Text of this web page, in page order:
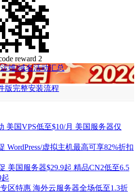
维/域名活动汇总
版完整安装流程
美国VPS低至$10/月 美国服务器仅
WordPress/虚拟主机最高可享82%折扣
美国服务器$29.9起 精品CN2低至6.5
起
区特惠 海外云服务器全场低至1.3折